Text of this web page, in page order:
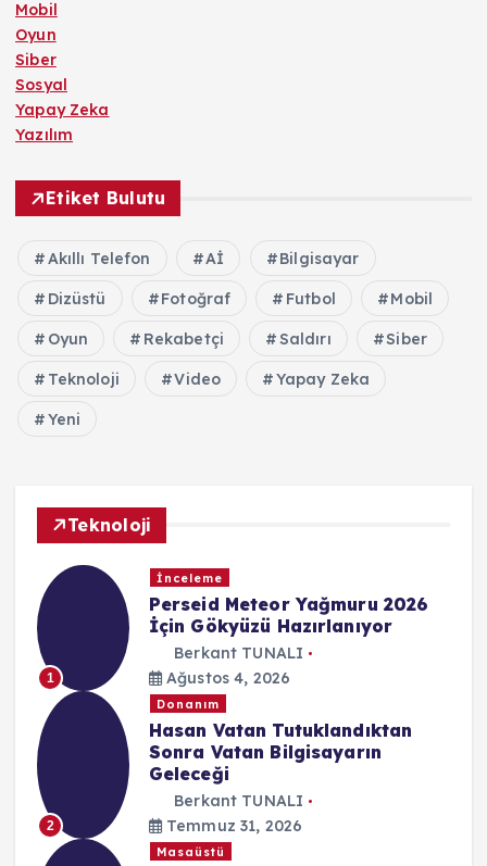
Mobil
Oyun
Siber
Sosyal
Yapay Zeka
Yazılım
Etiket Bulutu
Akıllı Telefon Aİ Bilgisayar
Dizüstü Fotoğraf Futbol Mobil
Oyun Rekabetçi Saldırı Siber
Teknoloji Video Yapay Zeka
Yeni
Teknoloji
1
İnceleme
Perseid Meteor Yağmuru 2026
İçin Gökyüzü Hazırlanıyor
Berkant TUNALI
Ağustos 4, 2026
2
Donanım
Hasan Vatan Tutuklandıktan
Sonra Vatan Bilgisayarın
Geleceği
Berkant TUNALI
Temmuz 31, 2026
Masaüstü